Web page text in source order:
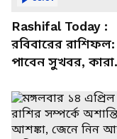
Rashifal Today :
রবিবারের রাশিফল:
পাবেন সুখবর, কারা
বিশদে